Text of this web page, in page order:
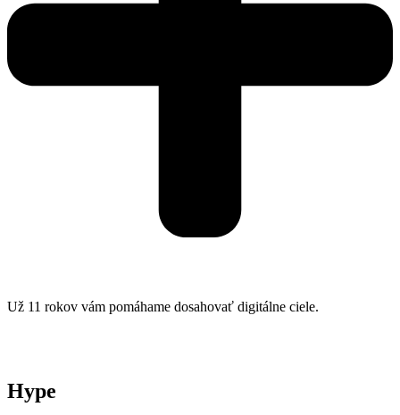
Už 11 rokov vám pomáhame dosahovať digitálne ciele.
Hype